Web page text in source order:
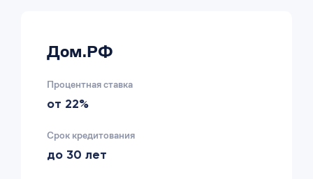
Дом.РФ
Процентная ставка
от 22%
Срок кредитования
до 30 лет